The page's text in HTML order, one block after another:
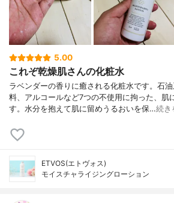
5.00
これぞ乾燥肌さんの化粧水
ラベンダーの香りに癒される化粧水です。石
料、アルコールなど7つの不使用に拘った、肌
す。水分を抱えて肌に留めうるおいを保…続き
ETVOS(エトヴォス)
モイスチャライジングローション